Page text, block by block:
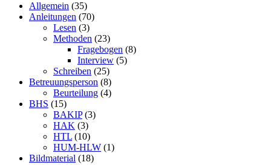
Allgemein (35)
Anleitungen (70)
Lesen (3)
Methoden (23)
Fragebogen (8)
Interview (5)
Schreiben (25)
Betreuungsperson (8)
Beurteilung (4)
BHS (15)
BAKIP(3)
HAK (3)
HTL (10)
HUM-HLW (1)
Bildmaterial (18)